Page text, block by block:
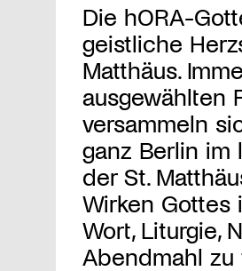
Die hORA-
geistliche
Matthäus.
ausgewählten
versammeln
ganz Berlin im
der St.
Wirken Gottes
Wort, Liturgie,
Abendmahl zu